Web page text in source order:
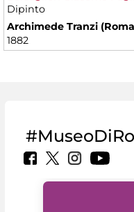
Dipinto
Archimede Tranzi (Roma
1882